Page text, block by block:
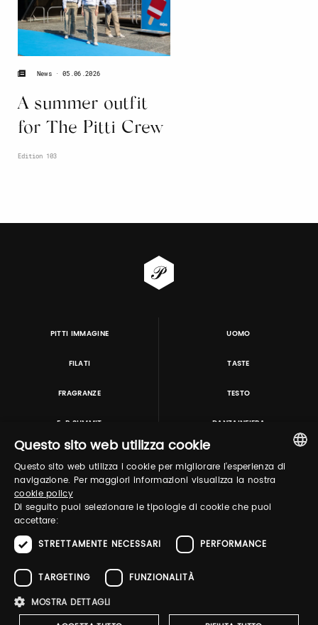
A summer outfit
for The Pitti Crew
News 05.06.2026
Edition 103
PITTI IMMAGINE UOMO
FILATI TASTE
FRAGRANZE TESTO
E-P SUMMIT DANZAINFIERA
TUTORING & CONSULTING
Pitti Immagine S.r.l. P.I./CF 03443240480 Capitale sociale 648.457 € N° iscriz. Reg.
imprese Firenze REA FI-363274 ·
Whistleblowing ·Cookies Policy
ITALIAN
Questo sito web utilizza cookie
Questo sito web utilizza i cookie per migliorare l'esperienza di
navigazione. Per maggiori informazioni visualizza la nostra
cookie policy
Di seguito puoi selezionare le tipologie di cookie che puoi
accettare:
STRETTAMENTE NECESSARI
PERFORMANCE
TARGETING
FUNZIONALITÀ
MOSTRA DETTAGLI